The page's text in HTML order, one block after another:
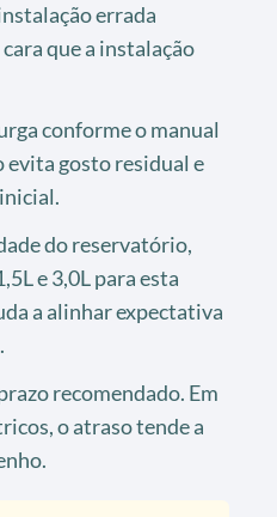
errada
que a instalação
conforme o manual
evita gosto residual e
do reservatório,
e 3,0L para esta
a alinhar expectativa
recomendado. Em
o atraso tende a